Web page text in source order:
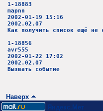
1-18883
mapnn
2002-01-19 15:16
2002.02.07
Как получить список ещё не
1-18856
avr555
2002-01-22 17:02
2002.02.07
Вызвать событие
Наверх